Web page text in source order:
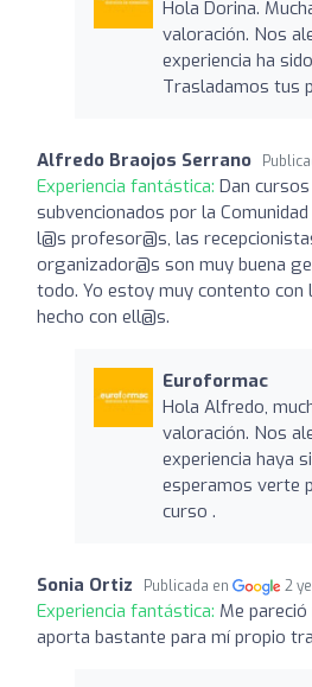
Hola Dorina.
valoración. Nos
experiencia ha
Trasladamos tus
Alfredo Braojos Serrano
Experiencia fantástica: Dan
subvencionados por la
l@s profesor@s, las
organizador@s son muy buena
todo. Yo estoy muy contento con
hecho con ell@s.
Euroformac
Hola Alfredo,
valoración. Nos
experiencia haya
esperamos verte
curso .
Sonia Ortiz Publicada en 2
Experiencia fantástica: Me
aporta bastante para mí propio